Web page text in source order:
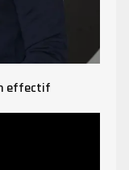
effectif